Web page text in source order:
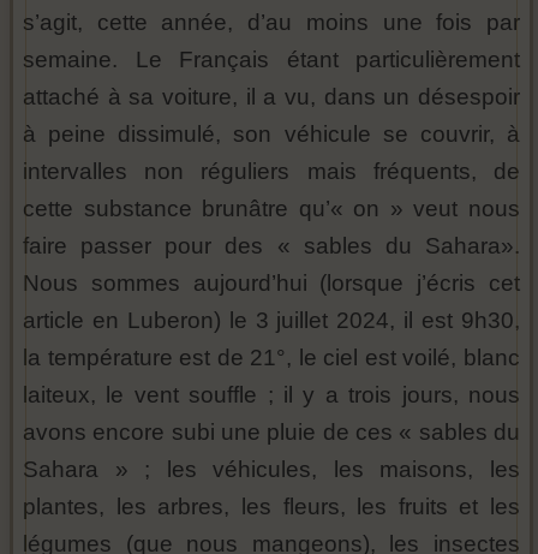
s’agit, cette année, d’au moins une fois par
semaine. Le Français étant particulièrement
attaché à sa voiture, il a vu, dans un désespoir
à peine dissimulé, son véhicule se couvrir, à
intervalles non réguliers mais fréquents, de
cette substance brunâtre qu’« on » veut nous
faire passer pour des « sables du Sahara».
Nous sommes aujourd’hui (lorsque j’écris cet
article en Luberon) le 3 juillet 2024, il est 9h30,
la température est de 21°, le ciel est voilé, blanc
laiteux, le vent souffle ; il y a trois jours, nous
avons encore subi une pluie de ces « sables du
Sahara » ; les véhicules, les maisons, les
plantes, les arbres, les fleurs, les fruits et les
légumes (que nous mangeons), les insectes